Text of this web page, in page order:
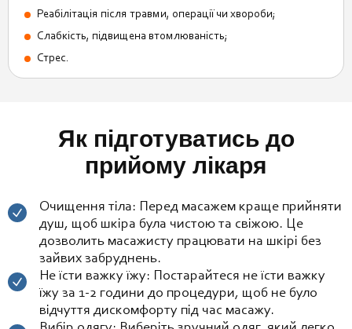
Реабілітація після травми, операції чи хвороби;
Слабкість, підвищена втомлюваність;
Стрес.
Як підготуватись до
прийому лікаря
Очищення тіла: Перед масажем краще прийняти
душ, щоб шкіра була чистою та свіжою. Це
дозволить масажисту працювати на шкірі без
зайвих забруднень.
Не їсти важку їжу: Постарайтеся не їсти важку
їжу за 1-2 години до процедури, щоб не було
відчуття дискомфорту під час масажу.